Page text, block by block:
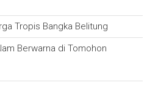
Tropis Bangka Belitung
Berwarna di Tomohon